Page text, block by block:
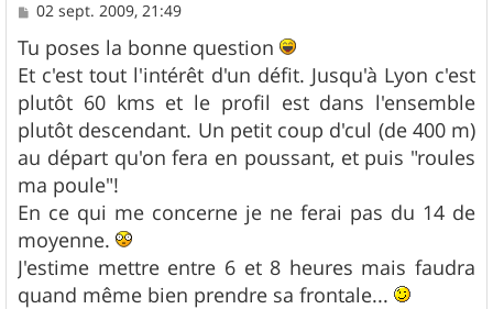
M
s
s
a
g
e
02 sept. 2009, 21:49
Tu poses la bonne question
Et c'est tout l'intérêt d'un défit. Jusqu'à Lyon c'est
plutôt 60 kms et le profil est dans l'ensemble
plutôt descendant. Un petit coup d'cul (de 400 m)
au départ qu'on fera en poussant, et puis "roules
ma poule"!
En ce qui me concerne je ne ferai pas du 14 de
moyenne.
J'estime mettre entre 6 et 8 heures mais faudra
quand même bien prendre sa frontale...